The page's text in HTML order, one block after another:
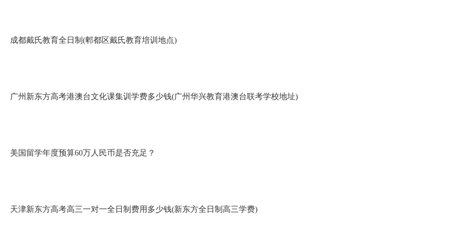
成都戴氏教育全日制(郫都区戴氏教育培训地点)
广州新东方高考港澳台文化课集训学费多少钱(广州华兴教育港澳台联考学校地址)
美国留学年度预算60万人民币是否充足？
天津新东方高考高三一对一全日制费用多少钱(新东方全日制高三学费)